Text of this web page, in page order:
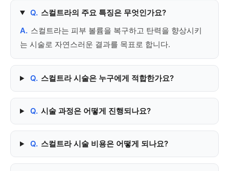
Q. 스컬트라의 주요 특징은 무엇인가요?
A. 스컬트라는 피부 볼륨을 복구하고 탄력을 향상시키
는 시술로 자연스러운 결과를 목표로 합니다.
Q. 스컬트라 시술은 누구에게 적합한가요?
Q. 시술 과정은 어떻게 진행되나요?
Q. 스컬트라 시술 비용은 어떻게 되나요?